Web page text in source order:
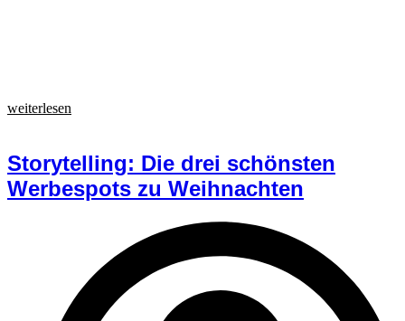
weiterlesen
Storytelling: Die drei schönsten
Werbespots zu Weihnachten